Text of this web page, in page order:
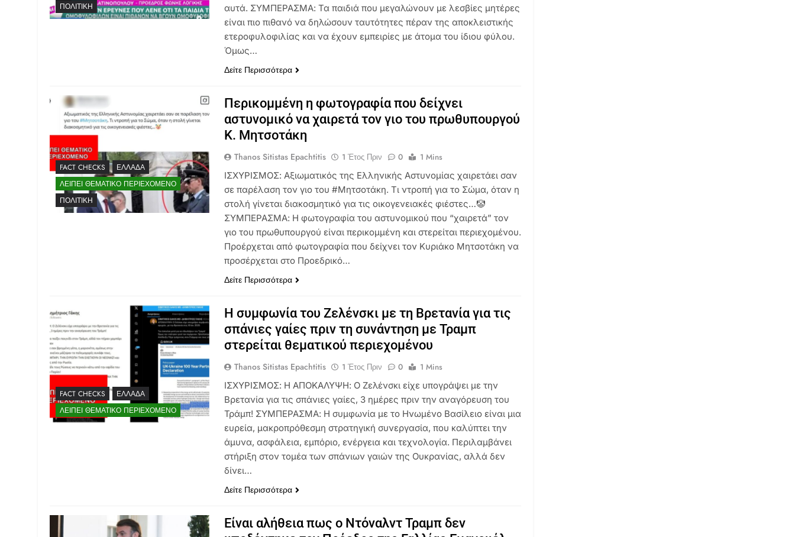
ΠΟΛΙΤΙΚΉ
αυτά. ΣΥΜΠΕΡΑΣΜΑ: Τα παιδιά που μεγαλώνουν με λεσβίες μητέρες
είναι πιο πιθανό να δηλώσουν ταυτότητες πέραν της αποκλειστικής
ετεροφυλοφιλίας και να έχουν εμπειρίες με άτομα του ίδιου φύλου.
Όμως…
Δείτε Περισσότερα
FACT CHECKS
ΕΛΛΆΔΑ
ΛΕΊΠΕΙ ΘΕΜΑΤΙΚΌ ΠΕΡΙΕΧΌΜΕΝΟ
ΠΟΛΙΤΙΚΉ
Περικομμένη η φωτογραφία που δείχνει
αστυνομικό να χαιρετά τον γιο του πρωθυπουργού
Κ. Μητσοτάκη
Thanos Sitistas Epachtitis 1 Έτος Πριν 0
1 Mins
ΙΣΧΥΡΙΣΜΟΣ: Αξιωματικός της Ελληνικής Αστυνομίας χαιρετάει σαν
σε παρέλαση τον γιο του #Μητσοτάκη. Τι ντροπή για το Σώμα, όταν η
στολή γίνεται διακοσμητικό για τις οικογενειακές φιέστες…🤡
ΣΥΜΠΕΡΑΣΜΑ: Η φωτογραφία του αστυνομικού που “χαιρετά” τον
γιο του πρωθυπουργού είναι περικομμένη και στερείται περιεχομένου.
Προέρχεται από φωτογραφία που δείχνει τον Κυριάκο Μητσοτάκη να
προσέρχεται στο Προεδρικό…
Δείτε Περισσότερα
FACT CHECKS
ΕΛΛΆΔΑ
ΛΕΊΠΕΙ ΘΕΜΑΤΙΚΌ ΠΕΡΙΕΧΌΜΕΝΟ
Η συμφωνία του Ζελένσκι με τη Βρετανία για τις
σπάνιες γαίες πριν τη συνάντηση με Τραμπ
στερείται θεματικού περιεχομένου
Thanos Sitistas Epachtitis 1 Έτος Πριν 0
1 Mins
ΙΣΧΥΡΙΣΜΟΣ: Η ΑΠΟΚΑΛΥΨΗ: Ο Ζελένσκι είχε υπογράψει με την
Βρετανία για τις σπάνιες γαίες, 3 ημέρες πριν την αναγόρευση του
Τράμπ! ΣΥΜΠΕΡΑΣΜΑ: Η συμφωνία με το Ηνωμένο Βασίλειο είναι μια
ευρεία, μακροπρόθεσμη στρατηγική συνεργασία, που καλύπτει την
άμυνα, ασφάλεια, εμπόριο, ενέργεια και τεχνολογία. Περιλαμβάνει
στήριξη στον τομέα των σπάνιων γαιών της Ουκρανίας, αλλά δεν
δίνει…
Δείτε Περισσότερα
Είναι αλήθεια πως ο Ντόναλντ Τραμπ δεν